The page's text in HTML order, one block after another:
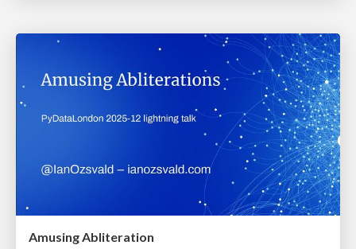
Amusing Abliteration